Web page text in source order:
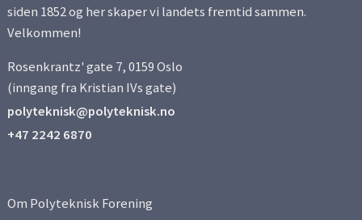
siden 1852 og her skaper vi landets fremtid sammen.
Velkommen!
Rosenkrantz' gate 7, 0159 Oslo
(inngang fra Kristian IVs gate)
polyteknisk@polyteknisk.no
+47 2242 6870
Om Polyteknisk Forening